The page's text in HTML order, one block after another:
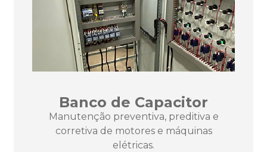
Banco de Capacitor
Manutenção preventiva, preditiva e
corretiva de motores e máquinas
elétricas.